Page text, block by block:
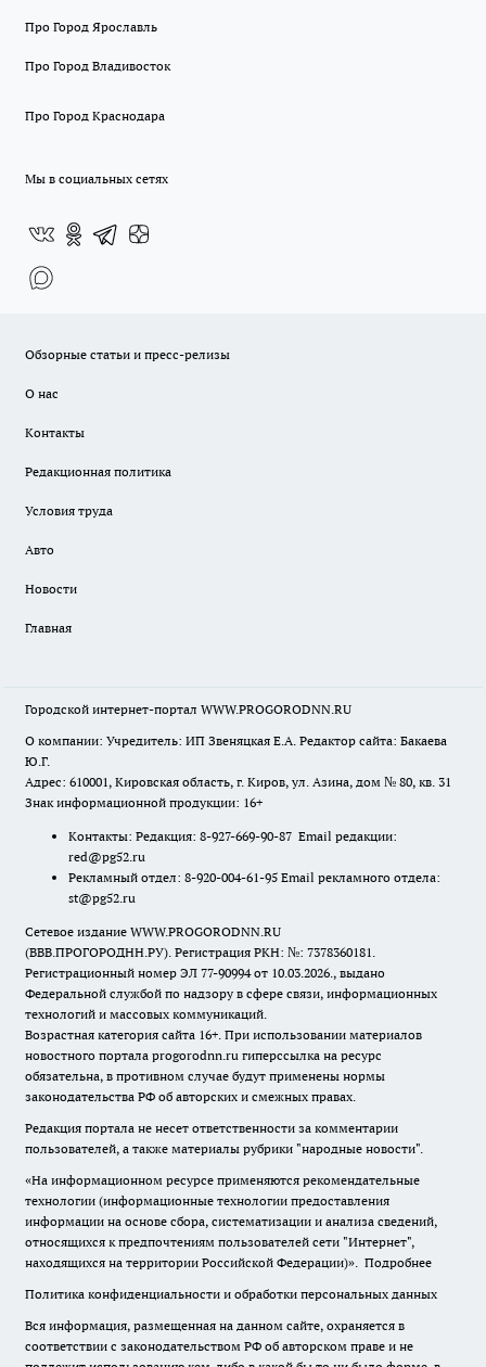
Про Город Ярославль
Про Город Владивосток
Про Город Краснодара
Мы в социальных сетях
Обзорные статьи и пресс-релизы
О нас
Контакты
Редакционная политика
Условия труда
Авто
Новости
Главная
Городской интернет-портал WWW.PROGORODNN.RU
О компании: Учредитель: ИП Звеняцкая Е.А. Редактор сайта: Бакаева
Ю.Г.
Адрес: 610001, Кировская область, г. Киров, ул. Азина, дом № 80, кв. 31
Знак информационной продукции: 16+
Контакты: Редакция: 8-927-669-90-87 Email редакции:
red@pg52.ru
Рекламный отдел: 8-920-004-61-95 Email рекламного отдела:
st@pg52.ru
Сетевое издание WWW.PROGORODNN.RU
(ВВВ.ПРОГОРОДНН.РУ). Регистрация РКН: №: 7378360181.
Регистрационный номер ЭЛ 77-90994 от 10.03.2026., выдано
Федеральной службой по надзору в сфере связи, информационных
технологий и массовых коммуникаций.
Возрастная категория сайта 16+. При использовании материалов
новостного портала progorodnn.ru гиперссылка на ресурс
обязательна, в противном случае будут применены нормы
законодательства РФ об авторских и смежных правах.
Редакция портала не несет ответственности за комментарии
пользователей, а также материалы рубрики "народные новости".
«На информационном ресурсе применяются рекомендательные
технологии (информационные технологии предоставления
информации на основе сбора, систематизации и анализа сведений,
относящихся к предпочтениям пользователей сети "Интернет",
находящихся на территории Российской Федерации)». Подробнее
Политика конфиденциальности и обработки персональных данных
Вся информация, размещенная на данном сайте, охраняется в
соответствии с законодательством РФ об авторском праве и не